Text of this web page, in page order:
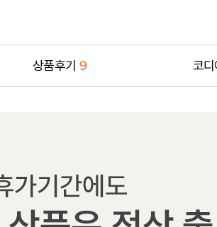
상품후기 9 코